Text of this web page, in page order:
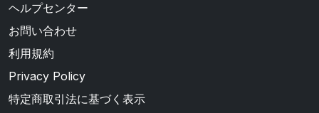
ヘルプセンター
お問い合わせ
利用規約
Privacy Policy
特定商取引法に基づく表示